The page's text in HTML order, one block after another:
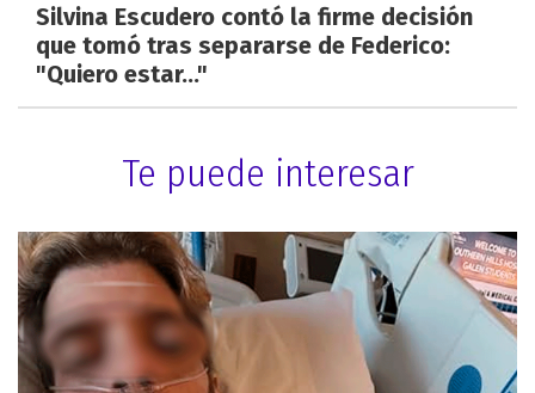
Silvina Escudero contó la firme decisión
que tomó tras separarse de Federico:
"Quiero estar..."
Te puede interesar